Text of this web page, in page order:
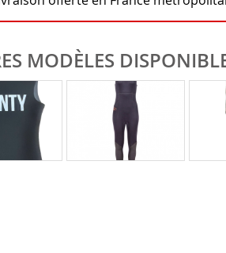
MODÈLES